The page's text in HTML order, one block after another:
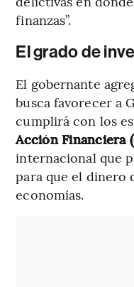
finanzas”.
El grado de
El gobernante
busca favorecer a
cumplirá con los
Acción Financiera
internacional que
para que el dinero
economías.